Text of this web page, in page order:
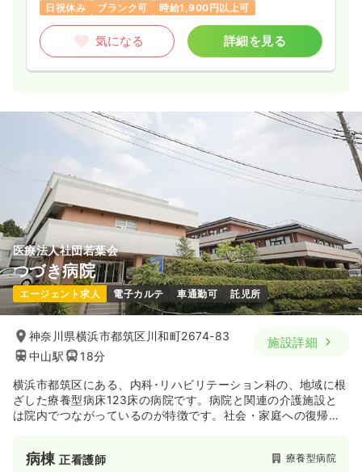
日祝休み
ブランク可 時給1,900円以上可
気になる 詳細を見る
医療法人社団若葉会
つづき病院
エージェント求人 電子カルテ 車通勤可 託児所
神奈川県横浜市都筑区川和町2674-83
中山駅
18分
施設詳細
横浜市都筑区にある、内科･リハビリテーション科の、地域に根
ざした療養型病床123床の病院です。病院と関連の介護施設と
は院内でつながっているのが特徴です。社会・家庭への復帰を
病棟正看護師 療養型病院